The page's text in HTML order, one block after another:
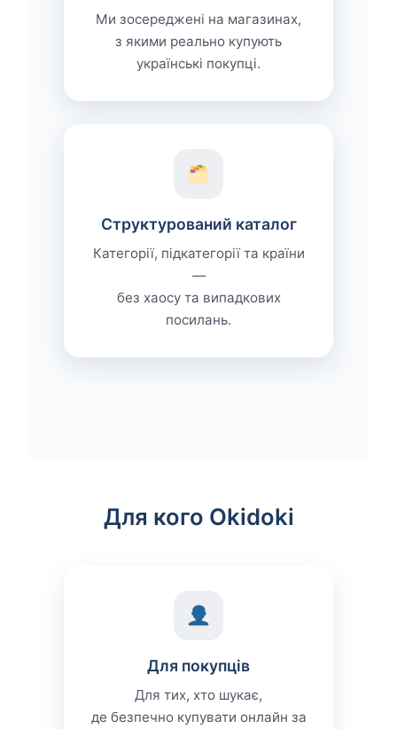
Ми зосереджені на магазинах,
з якими реально купують
українські покупці.
Структурований каталог
Категорії, підкатегорії та країни
—
без хаосу та випадкових
посилань.
Для кого Okidoki
Для покупців
Для тих, хто шукає,
де безпечно купувати онлайн за